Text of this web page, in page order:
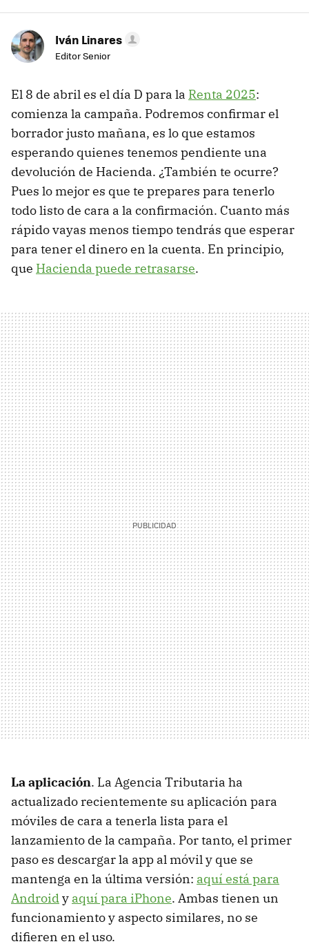
Iván Linares
Editor Senior
El 8 de abril es el día D para la Renta 2025:
comienza la campaña. Podremos confirmar el
borrador justo mañana, es lo que estamos
esperando quienes tenemos pendiente una
devolución de Hacienda. ¿También te ocurre?
Pues lo mejor es que te prepares para tenerlo
todo listo de cara a la confirmación. Cuanto más
rápido vayas menos tiempo tendrás que esperar
para tener el dinero en la cuenta. En principio,
que Hacienda puede retrasarse.
La aplicación. La Agencia Tributaria ha
actualizado recientemente su aplicación para
móviles de cara a tenerla lista para el
lanzamiento de la campaña. Por tanto, el primer
paso es descargar la app al móvil y que se
mantenga en la última versión: aquí está para
Androidy aquí para iPhone. Ambas tienen un
funcionamiento y aspecto similares, no se
difieren en el uso.